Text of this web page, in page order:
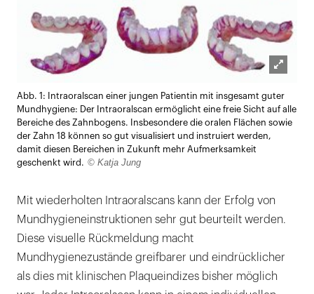
öffnen
Abb. 1: Intraoralscan einer jungen Patientin mit insgesamt guter
Mundhygiene: Der Intraoralscan ermöglicht eine freie Sicht auf alle
Bereiche des Zahnbogens. Insbesondere die oralen Flächen sowie
der Zahn 18 können so gut visualisiert und instruiert werden,
damit diesen Bereichen in Zukunft mehr Aufmerksamkeit
geschenkt wird. © Katja Jung
Mit wiederholten Intraoralscans kann der Erfolg von
Mundhygieneinstruktionen sehr gut beurteilt werden.
Diese visuelle Rückmeldung macht
Mundhygienezustände greifbarer und eindrücklicher
als dies mit klinischen Plaqueindizes bisher möglich